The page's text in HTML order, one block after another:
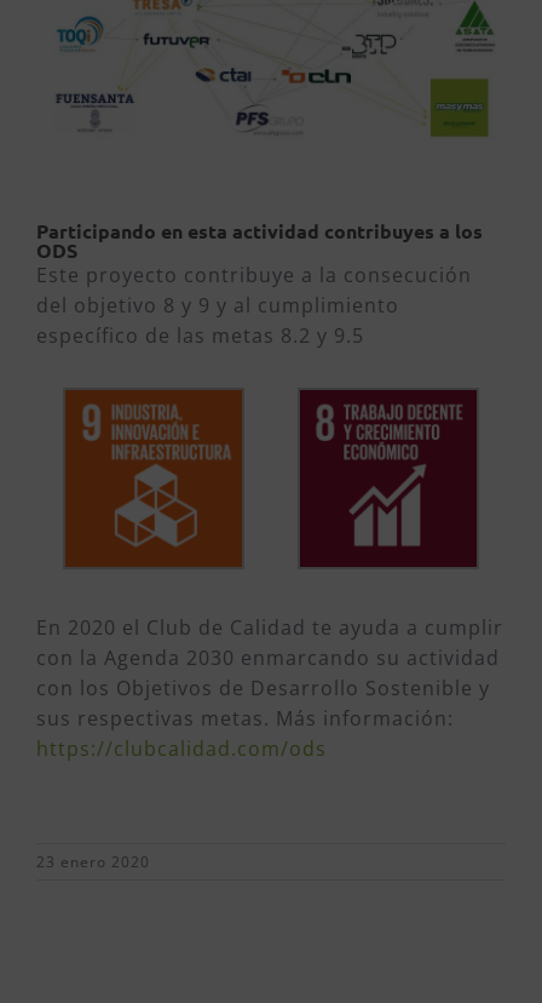
Participando en esta actividad contribuyes a los
ODS
Este proyecto contribuye a la consecución
del objetivo 8 y 9 y al cumplimiento
específico de las metas 8.2 y 9.5
En 2020 el Club de Calidad te ayuda a cumplir
con la Agenda 2030 enmarcando su actividad
con los Objetivos de Desarrollo Sostenible y
sus respectivas metas. Más información:
https://clubcalidad.com/ods
23 enero 2020